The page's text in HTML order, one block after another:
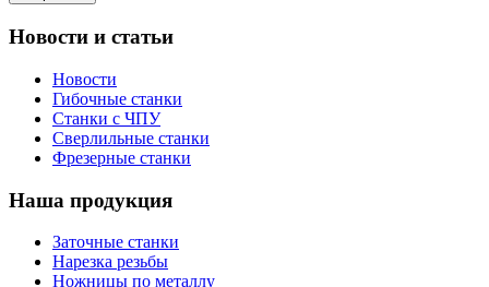
Новости и статьи
Новости
Гибочные станки
Станки с ЧПУ
Сверлильные станки
Фрезерные станки
Наша продукция
Заточные станки
Нарезка резьбы
Ножницы по металлу